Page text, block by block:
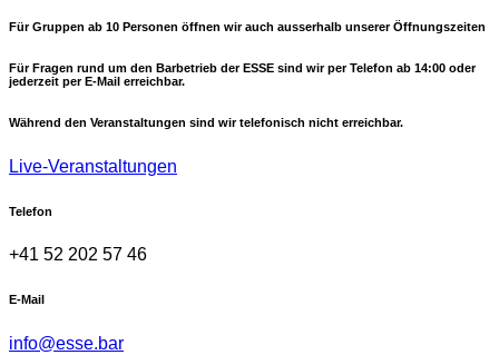
Für Gruppen ab 10 Personen öffnen wir auch ausserhalb unserer Öffnungszeiten
Für Fragen rund um den Barbetrieb der ESSE sind wir per Telefon ab 14:00 oder
jederzeit per E-Mail erreichbar.
Während den Veranstaltungen sind wir telefonisch nicht erreichbar.
Live-Veranstaltungen
Telefon
+41 52 202 57 46
E-Mail
info@esse.bar